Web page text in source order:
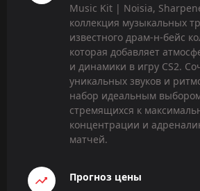
Music Kit | Noisia,
коллекция музыкальных
известного драм-н-бейс
которая добавляет
и динамики в игру CS2.
уникальных звуков и
набор идеальным
стремящихся к
концентрации и
матчей.
Прогноз цены